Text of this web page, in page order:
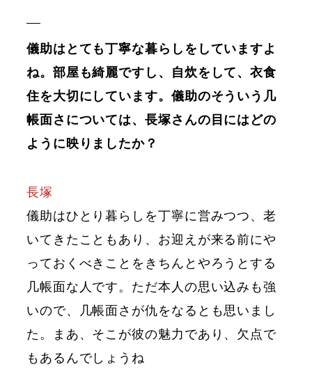
儀助はとても丁寧な暮らしをしていますよ
ね。部屋も綺麗ですし、自炊をして、衣食
住を大切にしています。儀助のそういう几
帳面さについては、長塚さんの目にはどの
ように映りましたか？
長塚
儀助はひとり暮らしを丁寧に営みつつ、老
いてきたこともあり、お迎えが来る前にや
っておくべきことをきちんとやろうとする
几帳面な人です。ただ本人の思い込みも強
いので、几帳面さが仇をなるとも思いまし
た。まあ、そこが彼の魅力であり、欠点で
もあるんでしょうね